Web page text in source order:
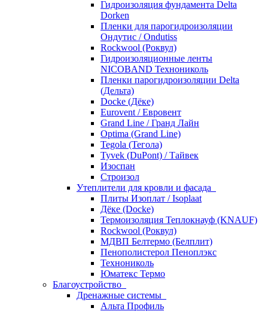
Гидроизоляция фундамента Delta
Dorken
Пленки для парогидроизоляции
Ондутис / Ondutiss
Rockwool (Роквул)
Гидроизоляционные ленты
NICOBAND Технониколь
Пленки парогидроизоляции Delta
(Дельта)
Docke (Дёке)
Eurovent / Евровент
Grand Line / Гранд Лайн
Optima (Grand Line)
Tegola (Тегола)
Tyvek (DuPont) / Тайвек
Изоспан
Строизол
Утеплители для кровли и фасада
Плиты Изоплат / Isoplaat
Дёке (Docke)
Термоизоляция Теплокнауф (KNAUF)
Rockwool (Роквул)
МДВП Белтермо (Белплит)
Пенополистерол Пеноплэкс
Технониколь
Юматекс Термо
Благоустройство
Дренажные системы
Альта Профиль